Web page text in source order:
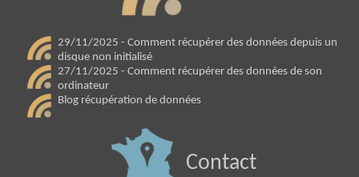
29/11/2025 - Comment récupérer des données depuis un
disque non initialisé
27/11/2025 - Comment récupérer des données de son
ordinateur
Blog récupération de données
Contact